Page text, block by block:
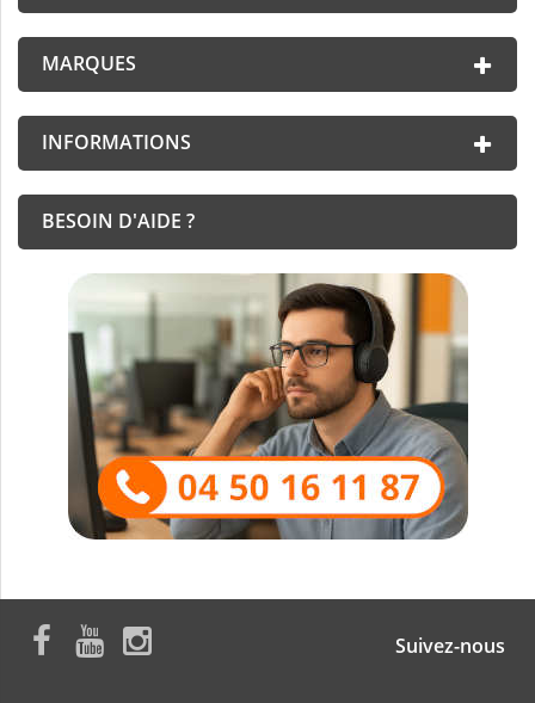
MARQUES
INFORMATIONS
BESOIN D'AIDE ?
Suivez-nous